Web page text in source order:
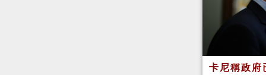
卡尼稱政府